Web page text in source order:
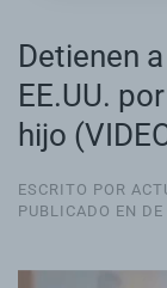
Detienen
EE.UU.
hijo
ESCRITO POR
PUBLICADO EN